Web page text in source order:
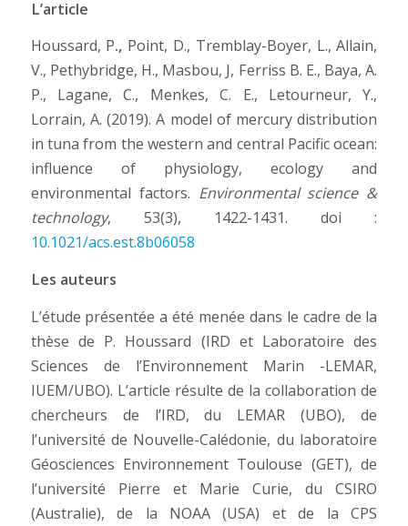
L’article
Houssard, P., Point, D., Tremblay-Boyer, L., Allain,
V., Pethybridge, H., Masbou, J, Ferriss B. E., Baya, A.
P., Lagane, C., Menkes, C. E., Letourneur, Y.,
Lorrain, A. (2019). A model of mercury distribution
in tuna from the western and central Pacific ocean:
influence of physiology, ecology and
environmental factors. Environmental science &
technology, 53(3), 1422-1431. doi :
10.1021/acs.est.8b06058
Les auteurs
L’étude présentée a été menée dans le cadre de la
thèse de P. Houssard (IRD et Laboratoire des
Sciences de l’Environnement Marin -LEMAR,
IUEM/UBO). L’article résulte de la collaboration de
chercheurs de l’IRD, du LEMAR (UBO), de
l’université de Nouvelle-Calédonie, du laboratoire
Géosciences Environnement Toulouse (GET), de
l’université Pierre et Marie Curie, du CSIRO
(Australie), de la NOAA (USA) et de la CPS